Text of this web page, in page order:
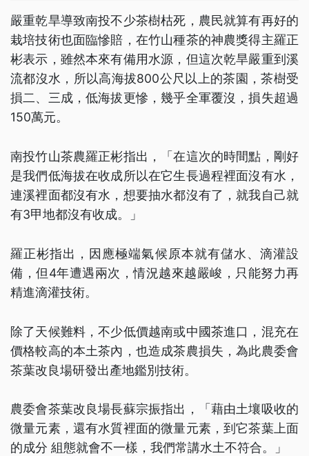
嚴重乾旱導致南投不少茶樹枯死，農民就算有再好的
栽培技術也面臨慘賠，在竹山種茶的神農獎得主羅正
彬表示，雖然本來有備用水源，但這次乾旱嚴重到溪
流都沒水，所以高海拔800公尺以上的茶園，茶樹受
損二、三成，低海拔更慘，幾乎全軍覆沒，損失超過
150萬元。
南投竹山茶農羅正彬指出，「在這次的時間點，剛好
是我們低海拔在收成所以在它生長過程裡面沒有水，
連溪裡面都沒有水，想要抽水都沒有了，就我自己就
有3甲地都沒有收成。」
羅正彬指出，因應極端氣候原本就有儲水、滴灌設
備，但4年遭遇兩次，情況越來越嚴峻，只能努力再
精進滴灌技術。
除了天候難料，不少低價越南或中國茶進口，混充在
價格較高的本土茶內，也造成茶農損失，為此農委會
茶葉改良場研發出產地鑑別技術。
農委會茶葉改良場長蘇宗振指出，「藉由土壤吸收的
微量元素，還有水質裡面的微量元素，到它茶葉上面
的成分 組態就會不一樣，我們常講水土不符合。」